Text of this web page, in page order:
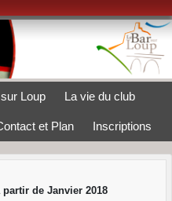
Le Bar sur Loup La vie du club
et Plan Inscriptions
de Janvier 2018